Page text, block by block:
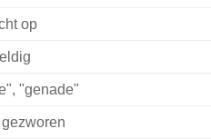
op
"genade"